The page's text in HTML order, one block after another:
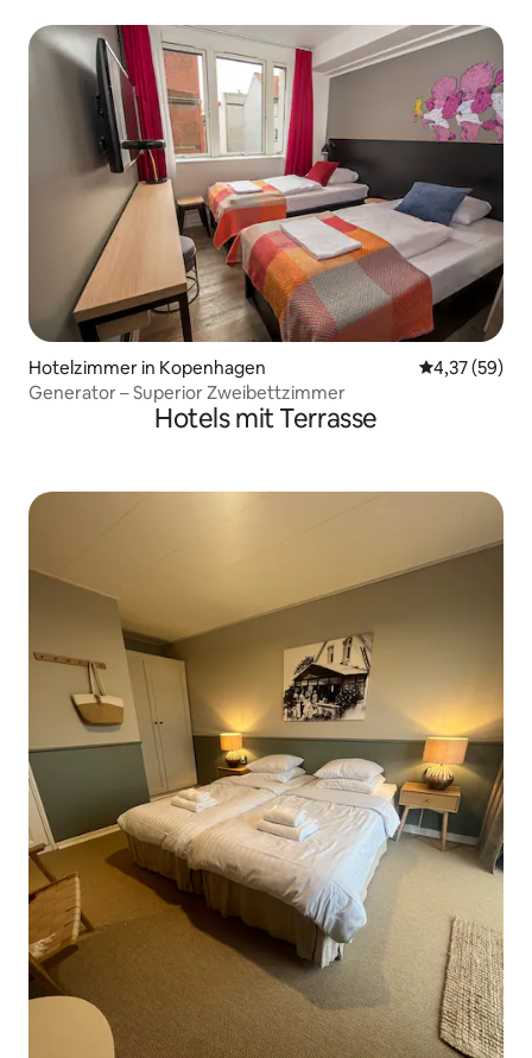
Hotelzimmer in Kopenhagen
4,37 (59)
Generator – Superior Zweibettzimmer
Hotels mit Terrasse